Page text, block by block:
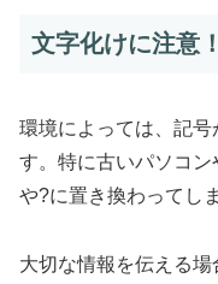
文字化けに注意！
環境によっては、記号
す。特に古いパソコ
や?に置き換わってし
大切な情報を伝える場